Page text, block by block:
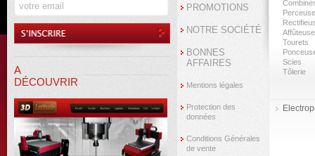
A
DÉCOUVRIR
PROMOTIONS
NOTRE SOCIÉTÉ
BONNES
AFFAIRES
Mentions légales
Protection des
données
Conditions Générales
de vente
Tourets
Scies
Tôlerie